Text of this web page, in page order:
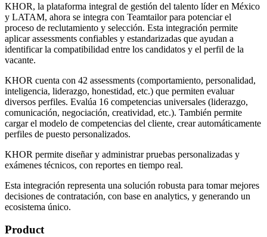
KHOR, la plataforma integral de gestión del talento líder en México
y LATAM, ahora se integra con Teamtailor para potenciar el
proceso de reclutamiento y selección. Esta integración permite
aplicar assessments confiables y estandarizadas que ayudan a
identificar la compatibilidad entre los candidatos y el perfil de la
vacante.
KHOR cuenta con 42 assessments (comportamiento, personalidad,
inteligencia, liderazgo, honestidad, etc.) que permiten evaluar
diversos perfiles. Evalúa 16 competencias universales (liderazgo,
comunicación, negociación, creatividad, etc.). También permite
cargar el modelo de competencias del cliente, crear automáticamente
perfiles de puesto personalizados.
KHOR permite diseñar y administrar pruebas personalizadas y
exámenes técnicos, con reportes en tiempo real.
Esta integración representa una solución robusta para tomar mejores
decisiones de contratación, con base en analytics, y generando un
ecosistema único.
Product